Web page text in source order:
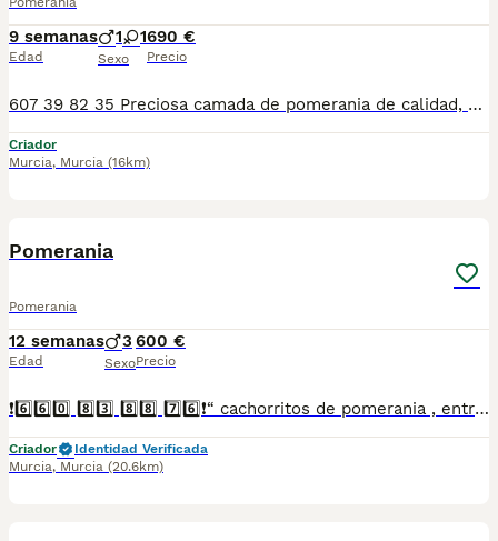
9 semanas
Edad
1 1
Sexo
690 €
Precio
607 39 82 35 Preciosa camada de pomerania de calidad, diferentes colores con diferentes precios, se entregan con minimo de dos meses y medio de edad y sus vacunas correspondientes, desparasitados interna y externamente, pasaporte y microchip, contrato de garantia de salud. preferiblemente recogida en mano pero también podemos entregar en toda España mediante transporte de alta calidad preparado para animales y con chofer particular con posibilidad de pago contra reembolso Llámanos o háblanos por whats app, Teléfono 607398235
Criador
Murcia, Murcia (16km)
Pomerania
Pomerania
12 semanas
Edad
3
Sexo
600 €
Precio
❗6️⃣6️⃣0️⃣ 8️⃣3️⃣ 8️⃣8️⃣ 7️⃣6️⃣❗“ cachorritos de pomerania , entregamos vacunados desparasitados con cartilla veterinaria, microchip y contrato de garantia de compra..”
Criador
Identidad Verificada
Murcia, Murcia (20.6km)